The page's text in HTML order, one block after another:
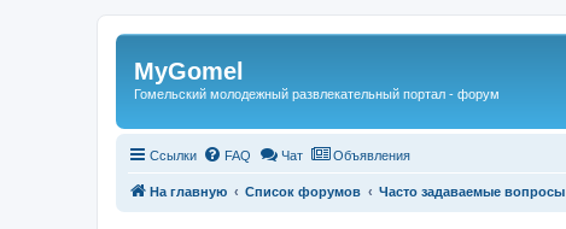
Регистрация
MyGomel
Гомельский молодежный развлекательный портал - форум
Ссылки FAQ Чат Объявления
На главную Список форумов Часто задаваемые вопросы